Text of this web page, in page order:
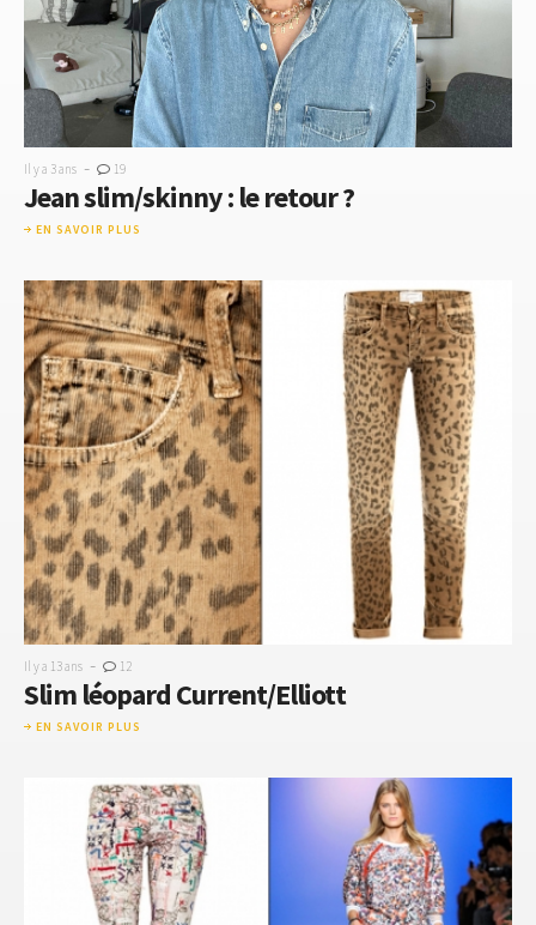
Il y a 3 ans - 19
Jean slim/skinny : le retour ?
EN SAVOIR PLUS
Il y a 13 ans - 12
Slim léopard Current/Elliott
EN SAVOIR PLUS